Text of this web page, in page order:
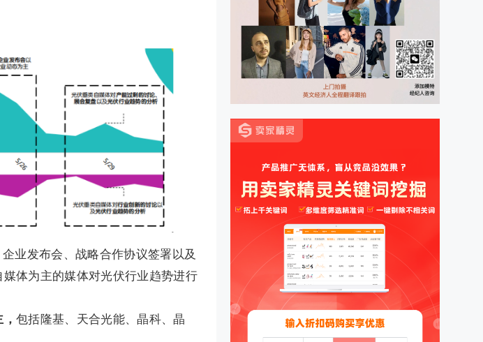
业发布会、战略合作协议签署以及
体为主的媒体对光伏行业趋势进行
包括隆基、天合光能、晶科、晶